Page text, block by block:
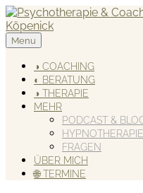
Skip
to
content
KREATIV & GELÖST
Andreas Scholz (HPP)
Psychotherapie
Menu
◑ COACHING
◐ BERATUNG
◑ THERAPIE
MEHR
PODCAST &
HYPNOTHERAPIE
FRAGEN
ÜBER MICH
🌐 TERMINE